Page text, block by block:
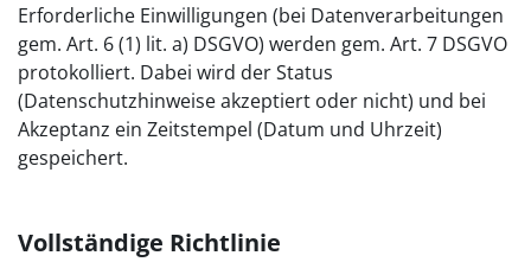
Erforderliche Einwilligungen (bei Datenverarbeitungen
gem. Art. 6 (1) lit. a) DSGVO) werden gem. Art. 7 DSGVO
protokolliert. Dabei wird der Status
(Datenschutzhinweise akzeptiert oder nicht) und bei
Akzeptanz ein Zeitstempel (Datum und Uhrzeit)
gespeichert.
Vollständige Richtlinie